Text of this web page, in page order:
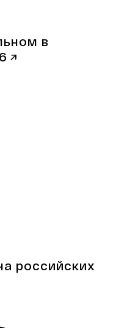
в
↗
российских